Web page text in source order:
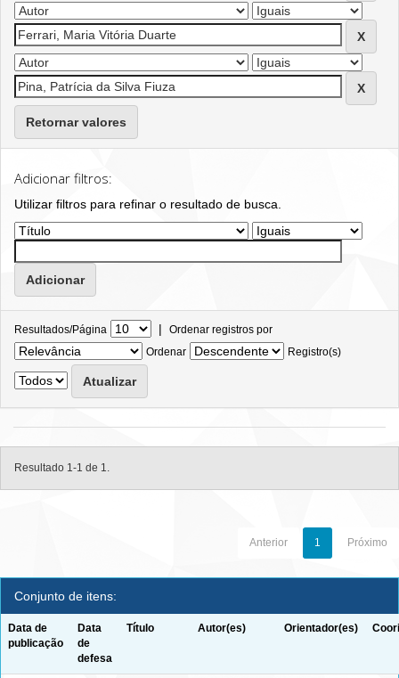
Retornar valores
Adicionar filtros:
Utilizar filtros para refinar o resultado de busca.
Resultados/Página | Ordenar registros por
Ordenar
Registro(s)
Resultado 1-1 de 1.
Anterior 1 Próximo
Conjunto de itens:
Data de
publicação
Data
de
defesa
Título Autor(es) Orientador(es)